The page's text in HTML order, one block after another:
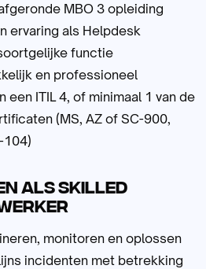
MBO 3 opleiding
ervaring als Helpdesk
functie
en professioneel
een ITIL 4, of minimaal 1 van de
(MS, AZ of SC-900,
104)
als Skilled
monitoren en oplossen
incidenten met betrekking